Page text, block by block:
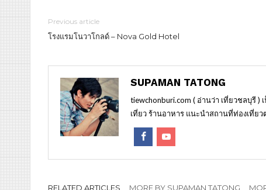
Previous article
โรงแรมโนวาโกลด์ – Nova Gold Hotel
SUPAMAN TATONG
tiewchonburi.com ( อ่านว่า เที่ยวชลบุรี
เที่ยว ร้านอาหาร แนะนำสถานที่ท่องเที่ย
RELATED ARTICLES MORE BY SUPAMAN TATONG